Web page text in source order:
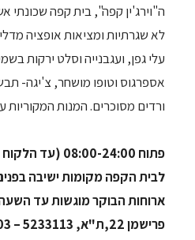
ה"וירג'ין קפה", בית קפה שכונתי
לא שגרתיות ומציאות אופציה
עלי גפן, ועגבנייה וסלט ירקות
אספרגוס וטופו מושחר, צ'יגה-
ורדים מסוכרים. המנות
פתוח 08:00-24:00 (עד הלקוח האחרון)
לבית הקפה מקומות ישיבה
ארוחות הבוקר מוגשות עד השעה
פרישמן 22,ת"א, 5233113 – 03